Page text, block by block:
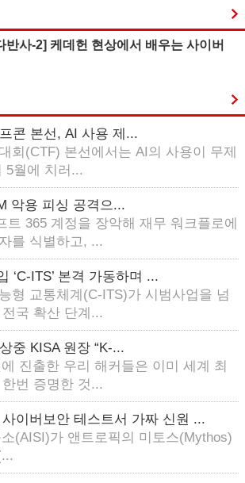
반사-2] 케데헌 현상에서 배우는 사이버
콘 본선, AI 사용 제...
회(CTF) 본선에서는 AI의 사용이 무제
5월에 치러...
악용 피싱 공격으...
트 365 계정을 장악해 재무 워크플로에
를 식별하고, ...
‘C-ITS’ 본격 가동하며 ...
형 교통체계(C-ITS)가 시범사업을 넘
국 확산 단계...
중 KISA 원장 “K-...
진출한 우리 해커들은 이미 세계 최
번 증명한 것...
이버보안 테스트서 가짜 신원 ...
(AISI)가 앤트로픽의 미토스(Mythos)